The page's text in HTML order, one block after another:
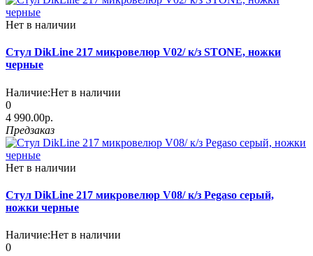
Нет в наличии
Стул DikLine 217 микровелюр V02/ к/з STONE, ножки
черные
Наличие:Нет в наличии
0
4 990.00р.
Предзаказ
Нет в наличии
Стул DikLine 217 микровелюр V08/ к/з Pegaso серый,
ножки черные
Наличие:Нет в наличии
0